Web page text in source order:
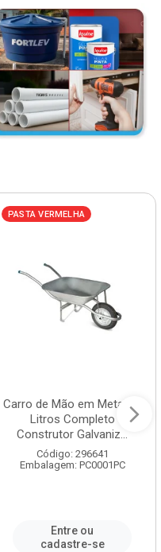
PASTA VERMELHA
Carro de Mão em Metal 60
Litros Completo
Construtor Galvaniz...
Código: 296641
Embalagem: PC0001PC
Entre ou
cadastre-se